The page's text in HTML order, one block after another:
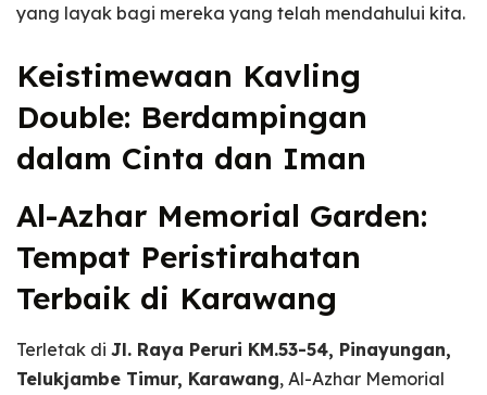
yang layak bagi mereka yang telah mendahului kita.
Keistimewaan Kavling
Double: Berdampingan
dalam Cinta dan Iman
Al-Azhar Memorial Garden:
Tempat Peristirahatan
Terbaik di Karawang
Terletak di Jl. Raya Peruri KM.53-54, Pinayungan,
Telukjambe Timur, Karawang, Al-Azhar Memorial